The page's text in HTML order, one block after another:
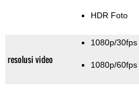
HDR Foto
resolusi video
1080p/30fps
1080p/60fps